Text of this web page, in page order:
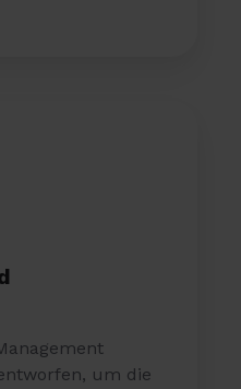
um die